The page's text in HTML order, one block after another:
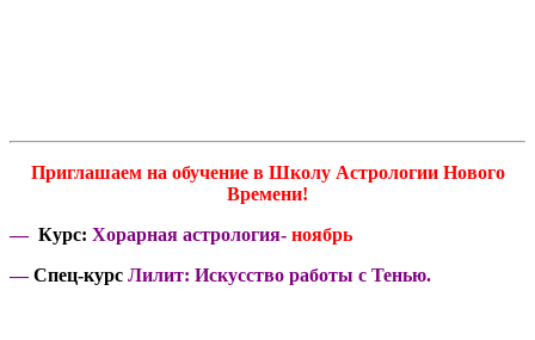
Приглашаем на обучение в Школу Астрологии Нового
Времени!
— Курс: Хорарная астрология- ноябрь
—Спец-курс Лилит: Искусство работы с Тенью.